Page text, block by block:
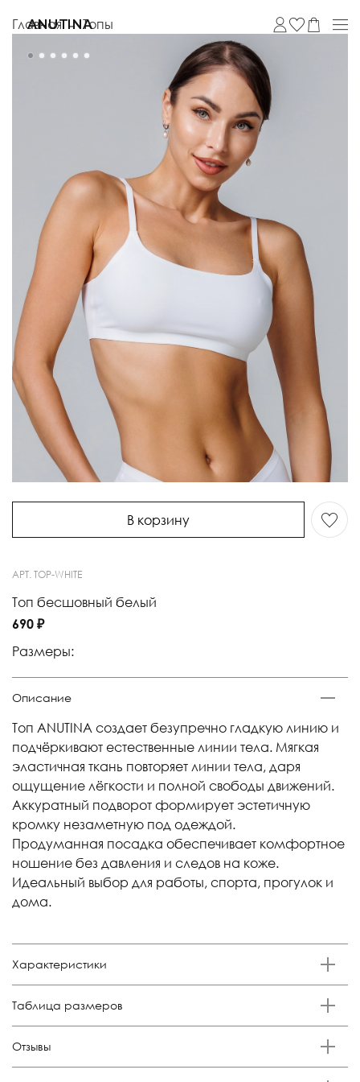
ANUTINA
Главная Топы
Топ бесшовный белый
690 ₽
Размеры:
АРТ. TOP-WHITE
В корзину
Описание
Топ ANUTINA создает безупречно гладкую линию и
подчёркивают естественные линии тела. Мягкая
эластичная ткань повторяет линии тела, даря
ощущение лёгкости и полной свободы движений.
Аккуратный подворот формирует эстетичную
кромку незаметную под одеждой.
Продуманная посадка обеспечивает комфортное
ношение без давления и следов на коже.
Идеальный выбор для работы, спорта, прогулок и
дома.
Характеристики
Anutina
85% п/а, 15% эластан
Таблица размеров
XS 38-40 84-88
Отзывы